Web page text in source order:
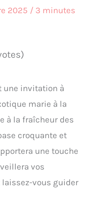
2025 / 3 minutes
une invitation à
marie à la
à la fraîcheur des
croquante et
une touche
vos
vous guider